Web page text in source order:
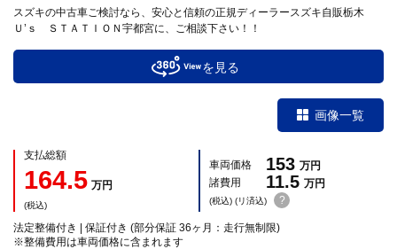
スズキの中古車ご検討なら、安心と信頼の正規ディーラースズキ自販栃木
Ｕ’ｓ ＳＴＡＴＩＯＮ宇都宮に、ご相談下さい！！
を見る
画像一覧
支払総額
164.5 万円
(税込)
車両価格 153 万円
諸費用
11.5 万円
(税込) (リ済込) ?
法定整備付き | 保証付き (部分保証 36ヶ月：走行無制限)
※整備費用は車両価格に含まれます